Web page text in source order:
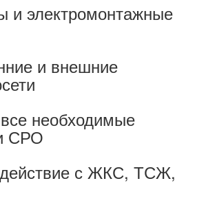
и электромонтажные
и внешние
необходимые
СРО
с ЖКС, ТСЖ,